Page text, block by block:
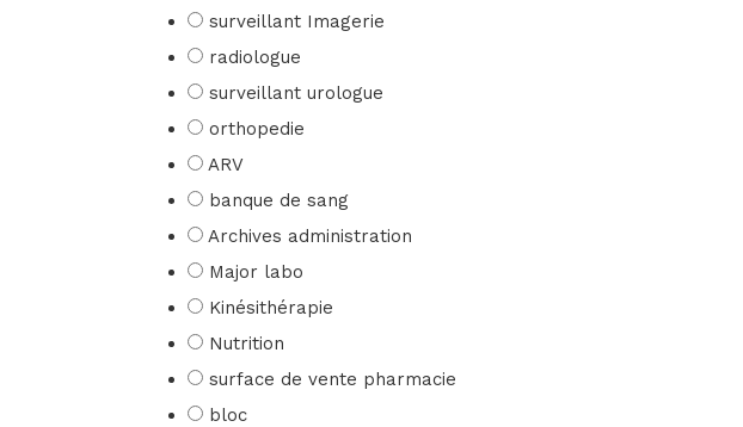
surveillant Imagerie
radiologue
surveillant urologue
orthopedie
ARV
banque de sang
Archives administration
Major labo
Kinésithérapie
Nutrition
surface de vente pharmacie
bloc